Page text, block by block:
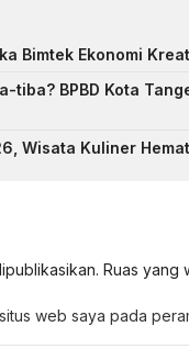
Bimtek Ekonomi
tiba? BPBD Kota
Wisata Kuliner
Ruas yang
web saya pada